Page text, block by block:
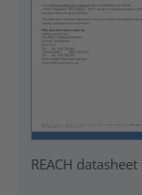
REACH datasheet